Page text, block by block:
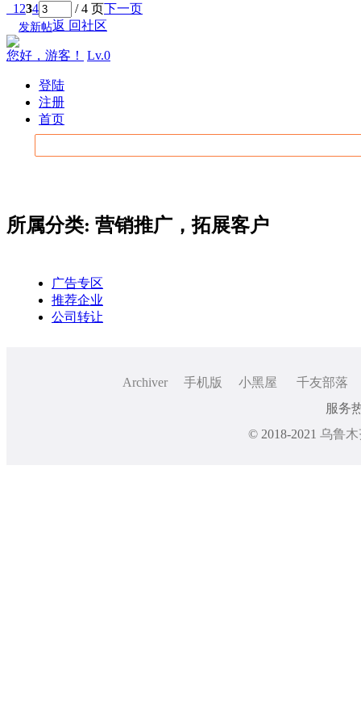
1 234 / 4 页下一页
返 回社区
发新帖
您好，游客！ Lv.0
登陆
注册
首页
所属分类: 营销推广，拓展客户
广告专区
推荐企业
公司转让
Archiver 手机版 小黑屋
千友部落
服务
© 2018-2021 乌鲁